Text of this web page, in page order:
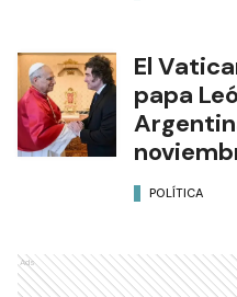
El
papa
POLÍTICA
Ads